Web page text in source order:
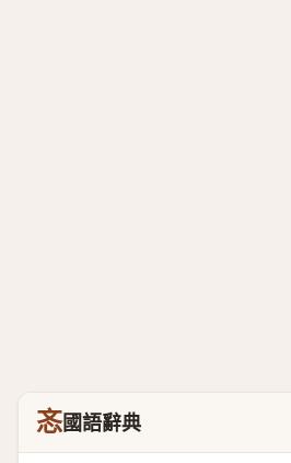
忞國語辭典